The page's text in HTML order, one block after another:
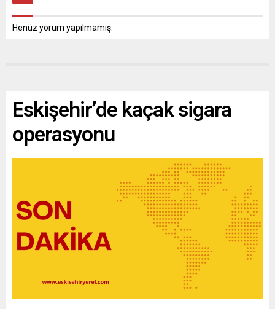
Henüz yorum yapılmamış.
Eskişehir’de kaçak sigara
operasyonu